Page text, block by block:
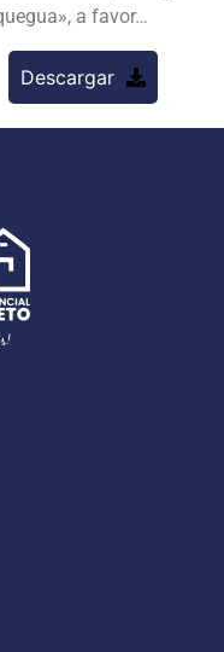
a favor…
Descargar